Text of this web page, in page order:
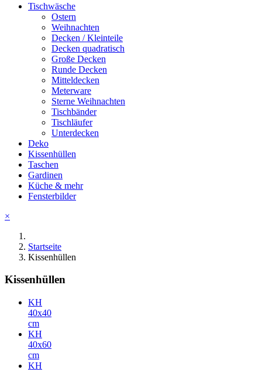
Tischwäsche
Ostern
Weihnachten
Decken / Kleinteile
Decken quadratisch
Große Decken
Runde Decken
Mitteldecken
Meterware
Sterne Weihnachten
Tischbänder
Tischläufer
Unterdecken
Deko
Kissenhüllen
Taschen
Gardinen
Küche & mehr
Fensterbilder
×
Startseite
Kissenhüllen
Kissenhüllen
KH
40x40
cm
KH
40x60
cm
KH